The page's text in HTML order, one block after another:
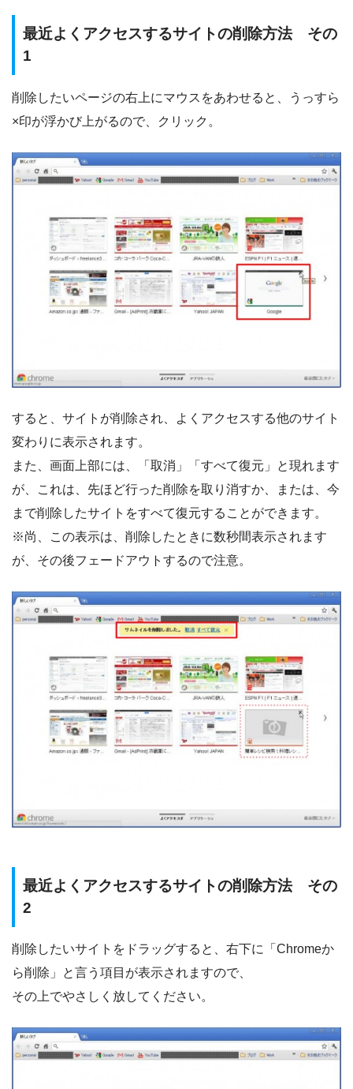
最近よくアクセスするサイトの削除方法 その
1
削除したいページの右上にマウスをあわせると、うっすら
×印が浮かび上がるので、クリック。
すると、サイトが削除され、よくアクセスする他のサイト
変わりに表示されます。
また、画面上部には、「取消」「すべて復元」と現れます
が、これは、先ほど行った削除を取り消すか、または、今
まで削除したサイトをすべて復元することができます。
※尚、この表示は、削除したときに数秒間表示されます
が、その後フェードアウトするので注意。
最近よくアクセスするサイトの削除方法 その
2
削除したいサイトをドラッグすると、右下に「Chromeか
ら削除」と言う項目が表示されますので、
その上でやさしく放してください。